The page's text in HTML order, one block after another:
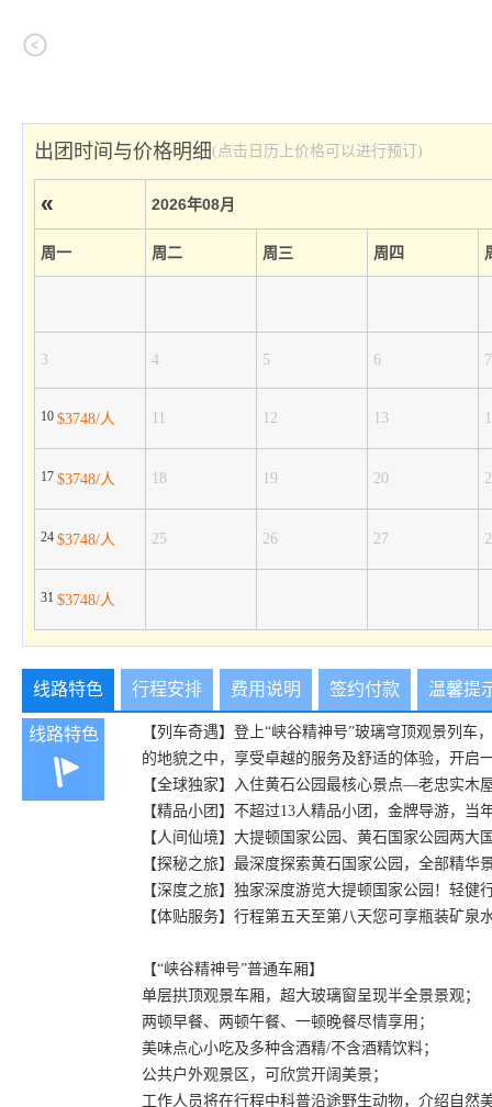
出团时间与价格明细(点击日历上价格可以进行预订)
« 2026年08月
周一 周二 周三 周四
3 4 5 6 7
10 $3748/人 11 12 13
17 $3748/人 18 19 20
24 $3748/人 25 26 27
31 $3748/人
线路特色 行程安排 费用说明 签约付款 温馨提
线路特色
【列车奇遇】登上“峡谷精神号”玻璃穹顶观景列
的地貌之中，享受卓越的服务及舒适的体验，开启
【全球独家】入住黄石公园最核心景点—老忠实木
【精品小团】不超过13人精品小团，金牌导游，当
【人间仙境】大提顿国家公园、黄石国家公园两
【探秘之旅】最深度探索黄石国家公园，全部精
【深度之旅】独家深度游览大提顿国家公园！轻
【体贴服务】行程第五天至第八天您可享瓶装矿
【“峡谷精神号”普通车厢】
单层拱顶观景车厢，超大玻璃窗呈现半全景景观；
两顿早餐、两顿午餐、一顿晚餐尽情享用；
美味点心小吃及多种含酒精/不含酒精饮料；
公共户外观景区，可欣赏开阔美景；
工作人员将在行程中科普沿途野生动物，介绍自然